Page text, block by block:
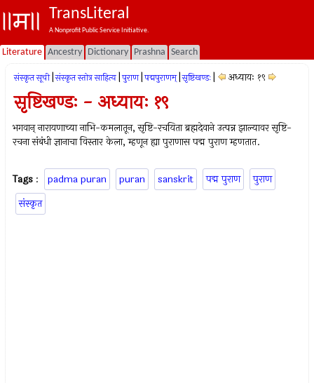
TransLiteral
A Nonprofit Public Service Initiative.
Literature Ancestry Dictionary Prashna Search
संस्कृत सूची संस्कृत स्तोत्र साहित्य पुराण पद्मपुराणम् सृष्टिखण्डः अध्यायः १९
सृष्टिखण्डः - अध्यायः १९
भगवान् नारायणाच्या नाभि-कमलातून, सृष्टि-रचयिता ब्रह्मदेवाने उत्पन्न झाल्यावर सृष्टि-
रचना संबंधी ज्ञानाचा विस्तार केला, म्हणून ह्या पुराणास पद्म पुराण म्हणतात.
Tags : padma puran puran sanskrit पद्म पुराण
पुराण
संस्कृत